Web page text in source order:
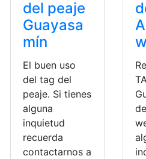
del peaje
Guayasa
mín
El buen uso
del tag del
peaje. Si tienes
alguna
inquietud
recuerda
contactarnos a